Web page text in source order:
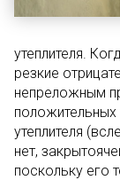
утеплителя.
резкие
непреложным
положительных
утеплителя
нет,
поскольку его